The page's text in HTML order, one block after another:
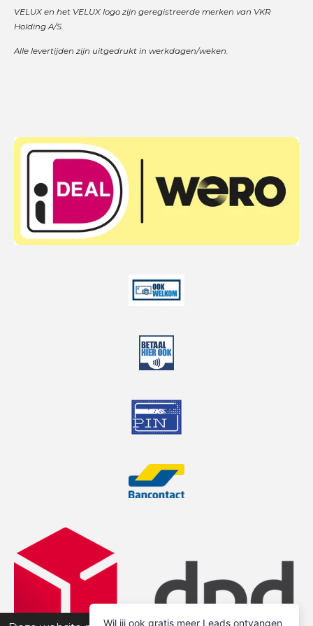
VELUX en het VELUX logo zijn geregistreerde merken van VKR
Holding A/S.
Alle levertijden zijn uitgedrukt in werkdagen/weken.